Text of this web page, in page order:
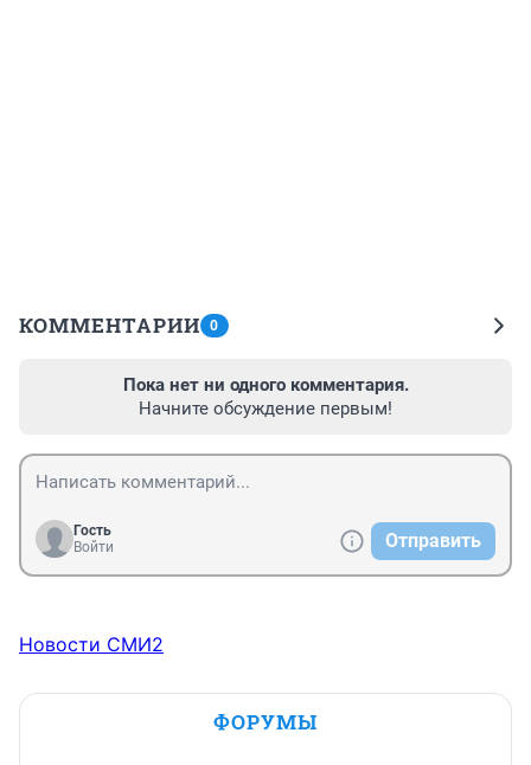
КОММЕНТАРИИ 0
Пока нет ни одного комментария.
Начните обсуждение первым!
Гость
Войти
Отправить
Новости СМИ2
ФОРУМЫ